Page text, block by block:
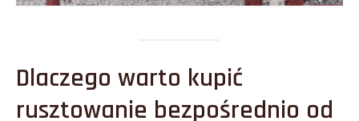
Dlaczego warto kupić
rusztowanie bezpośrednio od